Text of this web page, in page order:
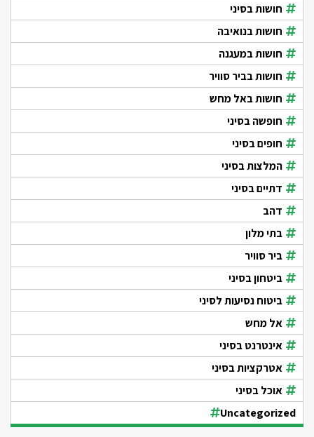
חושות בסיני
חושות בנואיבה
חושות במעגנה
חושות בביר סוויר
חושות באל מחש
חופשה בסיני
חופים בסיני
המלצות בסיני
דתיים בסיני
דהב
בתי מלון
ביר סוויר
ביטחון בסיני
ביטוח נסיעות לסיני
אל מחש
אינטרנט בסיני
אטרקציות בסיני
אוכל בסיני
Uncategorized